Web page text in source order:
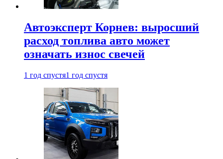
Автоэксперт Корнев: выросший
расход топлива авто может
означать износ свечей
1 год спустя1 год спустя